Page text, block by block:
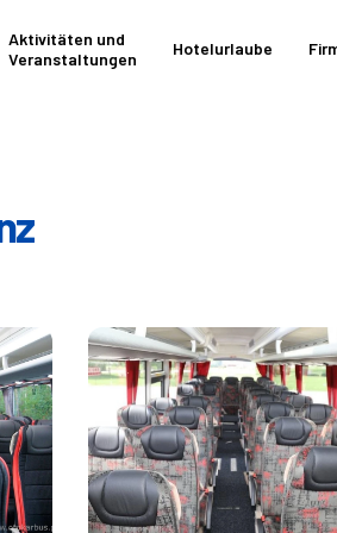
Aktivitäten und
Veranstaltungen
Hotelurlaube